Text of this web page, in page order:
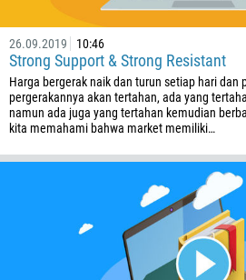
26.09.2019 10:46
Strong Support & Strong Resistant
Harga bergerak naik dan turun setiap hari dan
pergerakannya akan tertahan, ada yang
namun ada juga yang tertahan kemudian
kita memahami bahwa market memiliki…